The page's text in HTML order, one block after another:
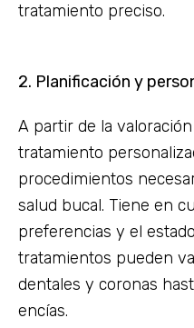
tratamiento preciso.
2. Planificación y
A partir de la
tratamiento
procedimientos
salud bucal. Tiene en
preferencias y el
tratamientos pueden
dentales y coronas
encías.